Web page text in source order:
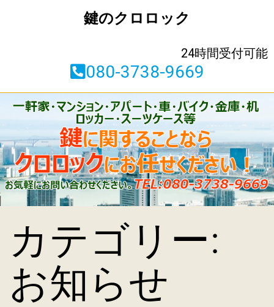
鍵のクロロック
24時間受付可能
080-3738-9669
カテゴリー:
お知らせ